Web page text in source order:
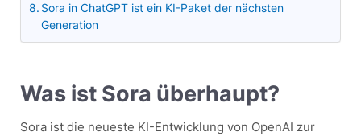
Sora in ChatGPT ist ein KI-Paket der nächsten
Generation
Was ist Sora überhaupt?
Sora ist die neueste KI-Entwicklung von OpenAI zur